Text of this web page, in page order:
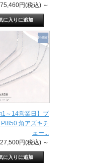
円(税込) ～
1～14営業日】プ
角アズキチ
ェー...
円(税込) ～